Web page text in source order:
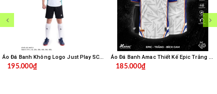
Áo Đá Banh Không Logo Just Play SC04 - Trắng
195.000₫
Áo Đá Banh Amac Thiết Kế Epic Trắng Bích
185.000₫